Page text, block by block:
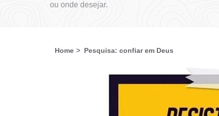
ou onde desejar.
Home Pesquisa: confiar em Deus